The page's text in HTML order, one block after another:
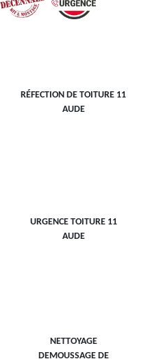
RÉFECTION DE TOITURE 11
AUDE
URGENCE TOITURE 11
AUDE
NETTOYAGE
DEMOUSSAGE DE